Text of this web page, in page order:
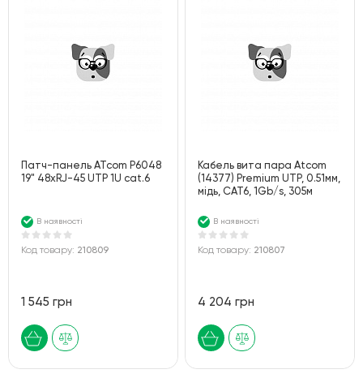
Патч-панель ATcom P6048
19" 48хRJ-45 UTP 1U cat.6
В наявності
Код товару: 210809
1 545 грн
Кабель вита пара Atcom
(14377) Premium UTP, 0.51мм,
мідь, CAT6, 1Gb/s, 305м
В наявності
Код товару: 210807
4 204 грн